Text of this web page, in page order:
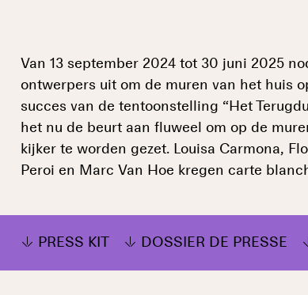
Van 13 september 2024 tot 30 juni 2025
ontwerpers uit om de muren van het huis
succes van de tentoonstelling “Het
het nu de beurt aan fluweel om op de
kijker te worden gezet. Louisa Carmona,
Peroi en Marc Van Hoe kregen carte
PRESS KIT DOSSIER DE PRESSE